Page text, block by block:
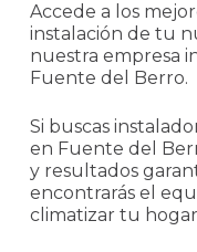
Accede a los
instalación de tu
nuestra empresa
Fuente del Berro.
Si buscas
en Fuente del
y resultados
encontrarás el
climatizar tu